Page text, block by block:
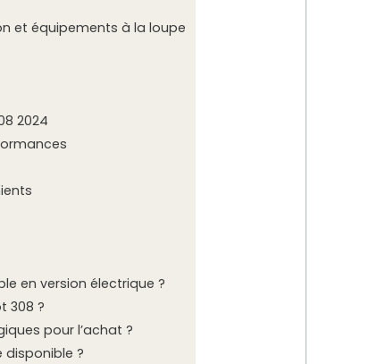
et équipements à la loupe
2024
en version électrique ?
308 ?
pour l’achat ?
disponible ?